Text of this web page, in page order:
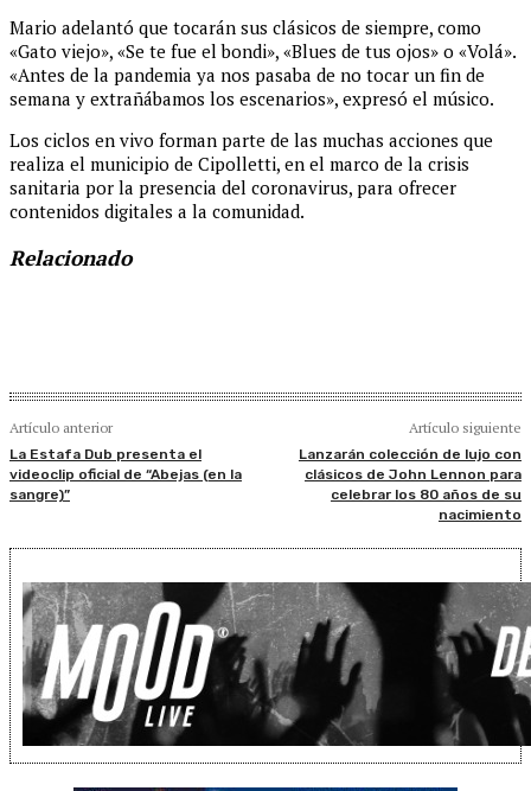
Mario adelantó que tocarán sus clásicos de siempre, como
«Gato viejo», «Se te fue el bondi», «Blues de tus ojos» o «Volá».
«Antes de la pandemia ya nos pasaba de no tocar un fin de
semana y extrañábamos los escenarios», expresó el músico.
Los ciclos en vivo forman parte de las muchas acciones que
realiza el municipio de Cipolletti, en el marco de la crisis
sanitaria por la presencia del coronavirus, para ofrecer
contenidos digitales a la comunidad.
Relacionado
Artículo anterior
La Estafa Dub presenta el
videoclip oficial de “Abejas (en la
sangre)”
Artículo siguiente
Lanzarán colección de lujo con
clásicos de John Lennon para
celebrar los 80 años de su
nacimiento